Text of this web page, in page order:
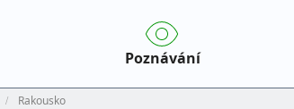
Poznávání
Rakousko